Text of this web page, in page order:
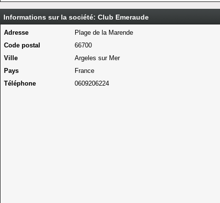
Informations sur la société: Club Emeraude
Adresse
Plage de la Marende
Code postal
66700
Ville
Argeles sur Mer
Pays
France
Téléphone
0609206224